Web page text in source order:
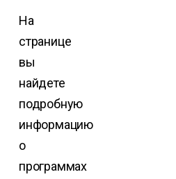
На
странице
вы
найдете
подробную
информацию
о
программах